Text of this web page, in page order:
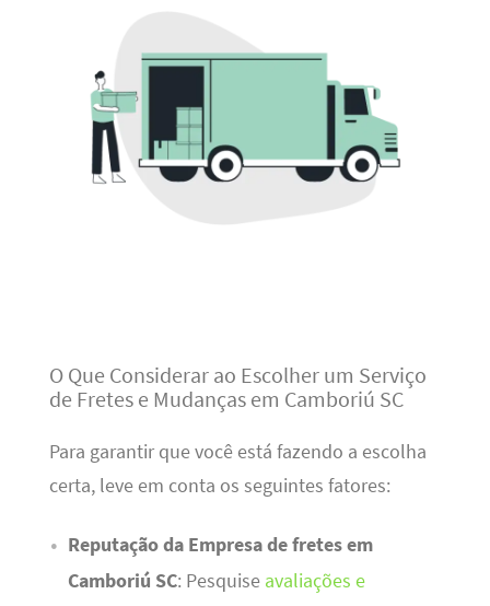
O Que Considerar ao Escolher um Serviço
de Fretes e Mudanças em Camboriú SC
Para garantir que você está fazendo a escolha
certa, leve em conta os seguintes fatores:
Reputação da Empresa de fretes em
Camboriú SC: Pesquise avaliações e